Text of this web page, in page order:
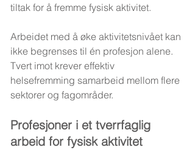
tiltak for å fremme fysisk aktivitet.
Arbeidet med å øke aktivitetsnivået kan
ikke begrenses til én profesjon alene.
Tvert imot krever effektiv
helsefremming samarbeid mellom flere
sektorer og fagområder.
Profesjoner i et tverrfaglig
arbeid for fysisk aktivitet